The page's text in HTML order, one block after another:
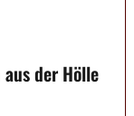
aus der Hölle